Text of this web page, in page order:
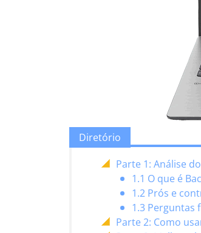
Diretório
Parte 1: Análise
1.1 O que é
1.2 Prós e
1.3 Perguntas
Parte 2: Como